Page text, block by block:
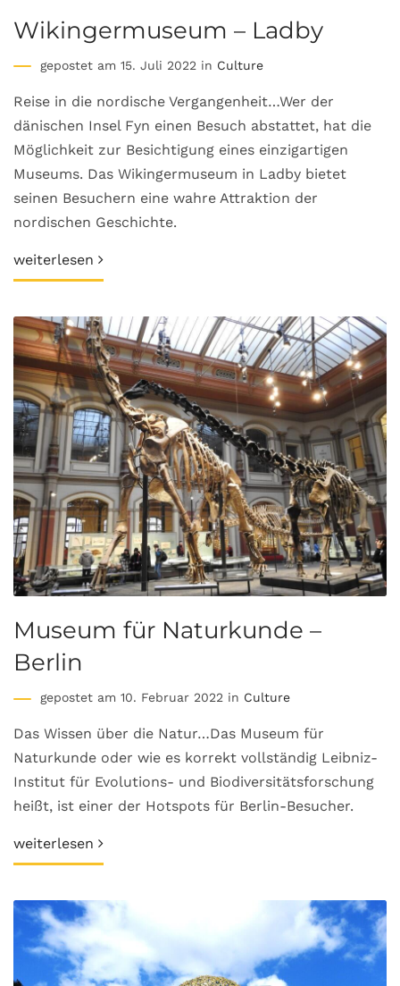
Wikingermuseum – Ladby
gepostet am 15. Juli 2022 in Culture
Reise in die nordische Vergangenheit…Wer der
dänischen Insel Fyn einen Besuch abstattet, hat die
Möglichkeit zur Besichtigung eines einzigartigen
Museums. Das Wikingermuseum in Ladby bietet
seinen Besuchern eine wahre Attraktion der
nordischen Geschichte.
weiterlesen
Museum für Naturkunde –
Berlin
gepostet am 10. Februar 2022 in Culture
Das Wissen über die Natur…Das Museum für
Naturkunde oder wie es korrekt vollständig Leibniz-
Institut für Evolutions- und Biodiversitätsforschung
heißt, ist einer der Hotspots für Berlin-Besucher.
weiterlesen